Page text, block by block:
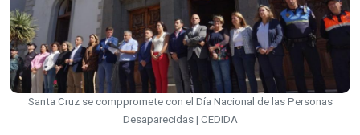
Santa Cruz se comppromete con el Día Nacional de las Personas
Desaparecidas | CEDIDA